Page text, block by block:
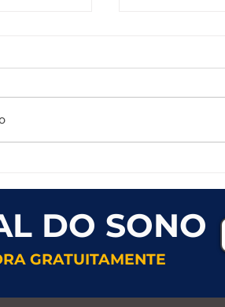
DO SONO
GRATUITAMENTE